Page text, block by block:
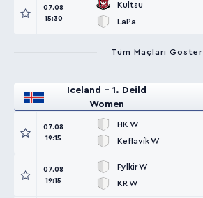
07.08
15:30
Kultsu
LaPa
Tüm Maçları Göster
Iceland - 1. Deild
Women
07.08
19:15
HK W
Keflavík W
07.08
19:15
Fylkir W
KR W